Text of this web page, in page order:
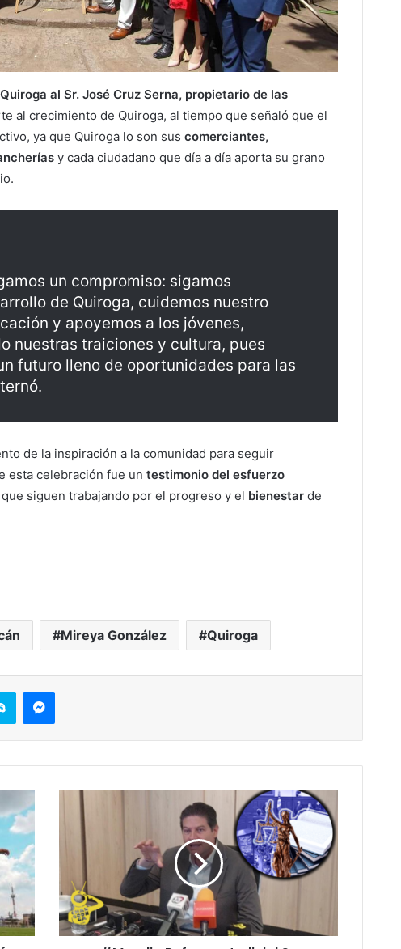
al Sr. José Cruz Serna, propietario de las
al crecimiento de Quiroga, al tiempo que señaló que el
ya que Quiroga lo son sus comerciantes,
y cada ciudadano que día a día aporta su grano
un compromiso: sigamos
de Quiroga, cuidemos nuestro
y apoyemos a los jóvenes,
nuestras traiciones y cultura, pues
futuro lleno de oportunidades para las
de la inspiración a la comunidad para seguir
esta celebración fue un testimonio del esfuerzo
que siguen trabajando por el progreso y el bienestar de
Mireya González Quiroga
Skype Messenger
#Morelia
Reforma
Judicial
Con
Trampas
De
MORENA